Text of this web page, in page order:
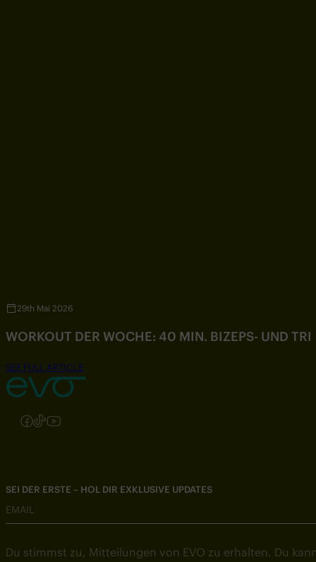
29th Mai 2026
WORKOUT DER WOCHE: 40 MIN. BIZEPS- UND
SEE FULL ARTICLE
Folgen Sie uns auf Instagram
Folgen Sie uns auf Facebook
Folgen Sie uns auf TikTok
Folgen Sie uns auf YouTube
SEI DER ERSTE – HOL DIR EXKLUSIVE UPDATES
EMAIL
Du stimmst zu, Mitteilungen von EVO zu erhalten. Du